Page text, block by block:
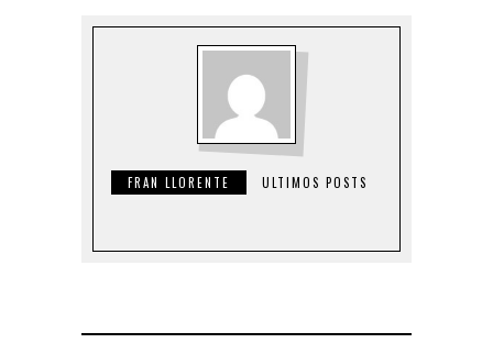
FRAN LLORENTE ULTIMOS POSTS